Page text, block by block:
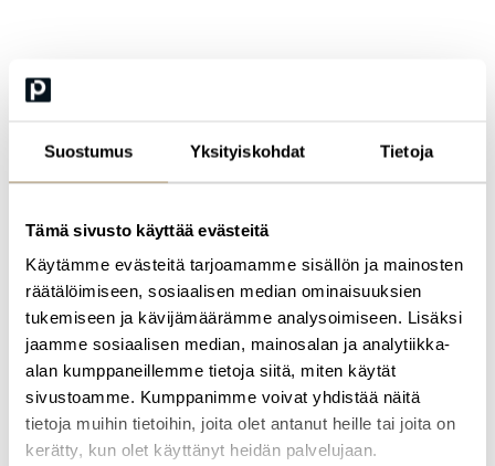
Suostumus Yksityiskohdat Tietoja
Tämä sivusto käyttää evästeitä
Käytämme evästeitä tarjoamamme sisällön ja mainosten
räätälöimiseen, sosiaalisen median ominaisuuksien
tukemiseen ja kävijämäärämme analysoimiseen. Lisäksi
jaamme sosiaalisen median, mainosalan ja analytiikka-
alan kumppaneillemme tietoja siitä, miten käytät
sivustoamme. Kumppanimme voivat yhdistää näitä
tietoja muihin tietoihin, joita olet antanut heille tai joita on
kerätty, kun olet käyttänyt heidän palvelujaan.
Hänen intohimonsa on vahvistaa organisaatioiden
johtamisosaamista ja uudistumiskykyä vahvasti
käytännönläheisyydestä ja vaikuttavuudesta – vaikeistakin asioista
hän tekee ymmärrettäviä ja innostavia. Hän on kouluttanut satoja
esihenkilöitä, johtoryhmiä ja asiantuntijoita ymmärtämään oman
viemään muutosta eteenpäin.
Hänellä on pitkä kokemus S-ryhmän eri tehtävistä liiketoiminnan
ja henkilöstötyön johtamisen puolella. Ennen yrittäjäuraansa hän
toimi SOK:n osaamisen ja johtamisen kehittämisen johtajana sekä
Jollas Instituutin rehtorina ja toimitusjohtajana. Hänellä on vahva
tausta liiketoiminnan kehittämisestä kaupan ja palveluiden
alueella.
Tutustu kaikkiin Profession
, joihin
valitsemme aina parhaat kouluttajat ja puhujat.